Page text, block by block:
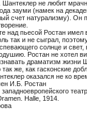
Шантеклер не любит
зауми (намек на
счет натурализму). Он
над пьесой Ростан имел
так и не сыграл,
солнце и
Ростан не хотел
драматизм жизни
же, как гасконские
оказался не ко
И.Б. Ростан
Halle, 1914.